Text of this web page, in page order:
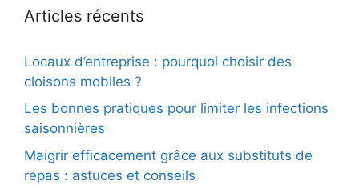
Articles récents
Locaux d’entreprise : pourquoi choisir des
cloisons mobiles ?
Les bonnes pratiques pour limiter les infections
saisonnières
Maigrir efficacement grâce aux substituts de
repas : astuces et conseils